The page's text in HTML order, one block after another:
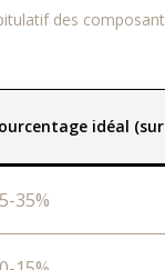
des
idéal
35%